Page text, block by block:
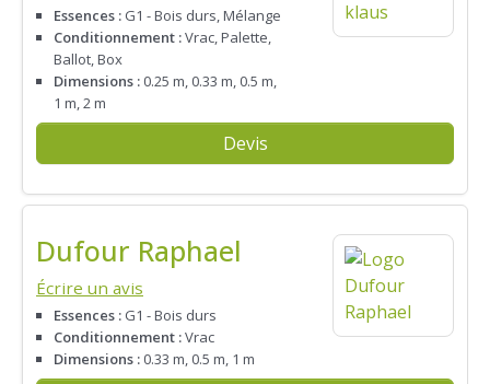
Essences : G1 - Bois durs, Mélange
Conditionnement :Vrac, Palette,
Ballot, Box
Dimensions : 0.25 m, 0.33 m, 0.5 m,
1 m, 2 m
Devis
Dufour Raphael
Écrire un avis
Essences : G1 - Bois durs
Conditionnement :Vrac
Dimensions : 0.33 m, 0.5 m, 1 m